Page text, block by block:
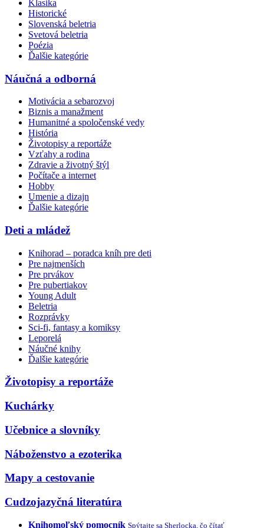
Klasika
Historické
Slovenská beletria
Svetová beletria
Poézia
Ďalšie kategórie
Náučná a odborná
Motivácia a sebarozvoj
Biznis a manažment
Humanitné a spoločenské vedy
História
Životopisy a reportáže
Vzťahy a rodina
Zdravie a životný štýl
Počítače a internet
Hobby
Umenie a dizajn
Ďalšie kategórie
Deti a mládež
Knihorad – poradca kníh pre deti
Pre najmenších
Pre prvákov
Pre pubertiakov
Young Adult
Beletria
Rozprávky
Sci-fi, fantasy a komiksy
Leporelá
Náučné knihy
Ďalšie kategórie
Životopisy a reportáže
Kuchárky
Učebnice a slovníky
Náboženstvo a ezoterika
Mapy a cestovanie
Cudzojazyčná literatúra
Knihomoľský pomocník Spýtajte sa Sherlocka, čo čítať